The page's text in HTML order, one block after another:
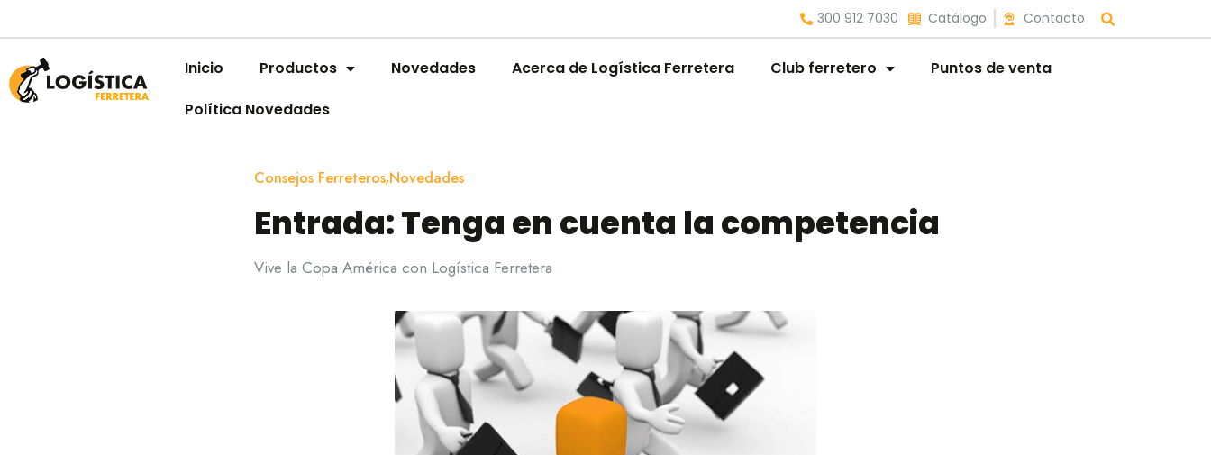
300 912 7030 Catálogo Contacto
Inicio Productos Novedades Acerca de Logística Ferretera Club ferretero
Puntos de venta
Política Novedades
Consejos Ferreteros,Novedades
Entrada: Tenga en cuenta la competencia
Vive la Copa América con Logística Ferretera